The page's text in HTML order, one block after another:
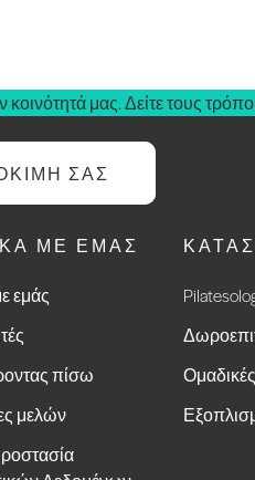
μας. Δείτε τους
ΣΑΣ
ΜΕ ΕΜΆΣ
εμάς
πίσω
μελών